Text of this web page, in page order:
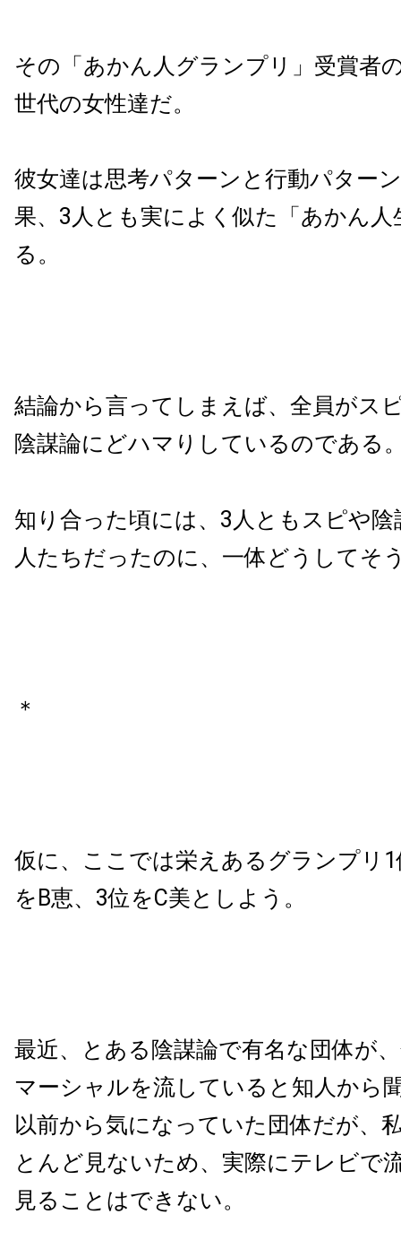
その「あかん人グランプリ」受賞者
世代の女性達だ。
彼女達は思考パターンと行動パター
果、3人とも実によく似た「あかん
る。
結論から言ってしまえば、全員がス
陰謀論にどハマりしているのである
知り合った頃には、3人ともスピや
人たちだったのに、一体どうしてそ
＊
仮に、ここでは栄えあるグランプリ
をB恵、3位をC美としよう。
最近、とある陰謀論で有名な団体が
マーシャルを流していると知人から
以前から気になっていた団体だが、
とんど見ないため、実際にテレビで
見ることはできない。